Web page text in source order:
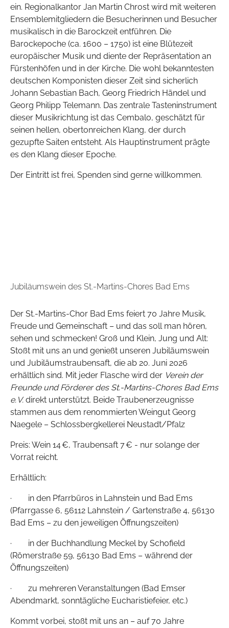
ein. Regionalkantor Jan Martin Chrost wird mit weiteren
Ensemblemitgliedern die Besucherinnen und Besucher
musikalisch in die Barockzeit entführen. Die
Barockepoche (ca. 1600 – 1750) ist eine Blütezeit
europäischer Musik und diente der Repräsentation an
Fürstenhöfen und in der Kirche. Die wohl bekanntesten
deutschen Komponisten dieser Zeit sind sicherlich
Johann Sebastian Bach, Georg Friedrich Händel und
Georg Philipp Telemann. Das zentrale Tasteninstrument
dieser Musikrichtung ist das Cembalo, geschätzt für
seinen hellen, obertonreichen Klang, der durch
gezupfte Saiten entsteht. Als Hauptinstrument prägte
es den Klang dieser Epoche.
Der Eintritt ist frei, Spenden sind gerne willkommen.
Jubiläumswein des St.-Martins-Chores Bad Ems
Der St.-Martins-Chor Bad Ems feiert 70 Jahre Musik,
Freude und Gemeinschaft – und das soll man hören,
sehen und schmecken! Groß und Klein, Jung und Alt:
Stoßt mit uns an und genießt unseren Jubiläumswein
und Jubiläumstraubensaft, die ab 20. Juni 2026
erhältlich sind. Mit jeder Flasche wird der Verein der
Freunde und Förderer des St.-Martins-Chores Bad Ems
e. V.direkt unterstützt. Beide Traubenerzeugnisse
stammen aus dem renommierten Weingut Georg
Naegele – Schlossbergkellerei Neustadt/Pfalz
Preis: Wein 14 €, Traubensaft 7 € - nur solange der
Vorrat reicht.
Erhältlich:
· in den Pfarrbüros in Lahnstein und Bad Ems
(Pfarrgasse 6, 56112 Lahnstein / Gartenstraße 4, 56130
Bad Ems – zu den jeweiligen Öffnungszeiten)
· in der Buchhandlung Meckel by Schofield
(Römerstraße 59, 56130 Bad Ems – während der
Öffnungszeiten)
· zu mehreren Veranstaltungen (Bad Emser
Abendmarkt, sonntägliche Eucharistiefeier, etc.)
Kommt vorbei, stoßt mit uns an – auf 70 Jahre